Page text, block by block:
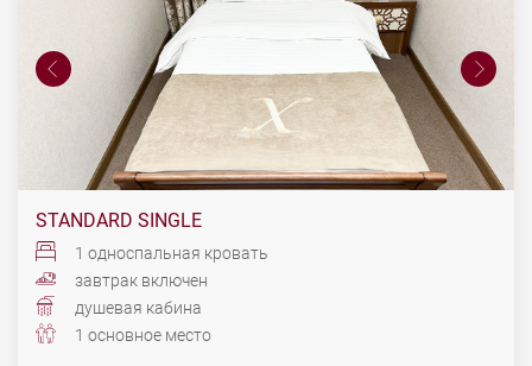
STANDARD SINGLE
1 односпальная кровать
завтрак включен
душевая кабина
1 основное место